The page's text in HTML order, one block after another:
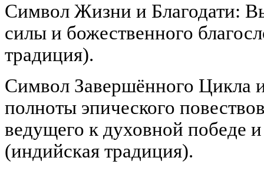
Символ Жизни и Благодати:
силы и божественного
традиция).
Символ Завершённого Цикла
полноты эпического
ведущего к духовной победе
(индийская традиция).